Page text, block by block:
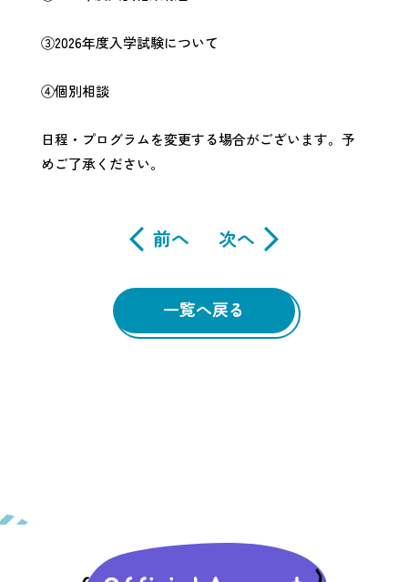
③2026年度入学試験について
④個別相談
日程・プログラムを変更する場合がございます。予
めご了承ください。
前へ 次へ
一覧へ戻る